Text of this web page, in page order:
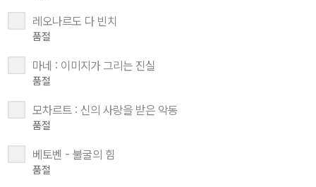
레오나르도 다 빈치
품절
마네 : 이미지가 그리는 진실
품절
모차르트 : 신의 사랑을 받은 악동
품절
베토벤 - 불굴의 힘
품절